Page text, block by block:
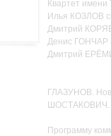
Квартет
Илья КОЗЛОВ
Дмитрий
Денис ГОНЧАР
Дмитрий
ГЛАЗУНОВ.
ШОСТАКОВИЧ.
Программу